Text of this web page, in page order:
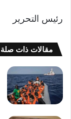
رئيس التحرير
مقالات ذات صلة